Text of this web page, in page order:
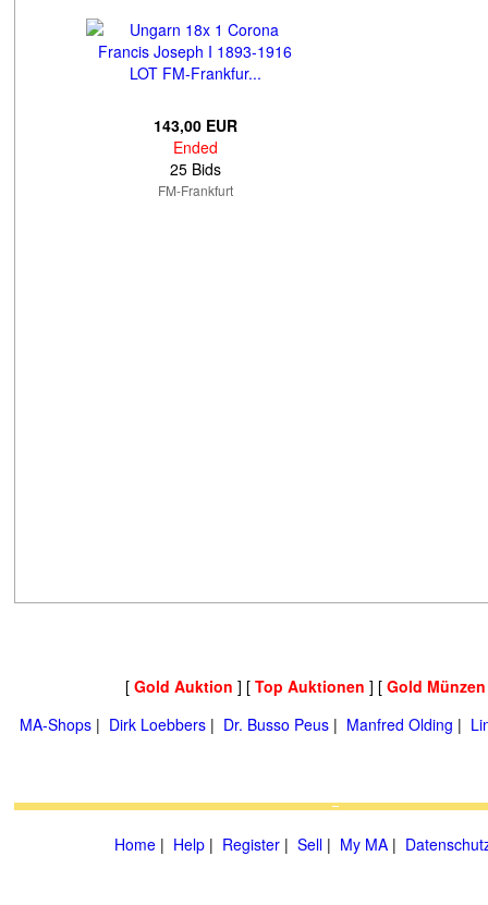
143,00 EUR
Ended
25 Bids
FM-Frankfurt
[ Gold Auktion ] [ Top Auktionen ] [ Gold
MA-Shops | Dirk Loebbers | Dr. Busso Peus | Manfred Olding |
Home | Help | Register | Sell | My MA |